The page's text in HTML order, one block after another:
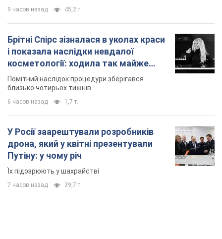
9 часов назад 45,2 т.
Брітні Спірс зізналася в уколах краси
і показала наслідки невдалої
косметології: ходила так майже
місяць
Помітний наслідок процедури зберігався
близько чотирьох тижнів
6 часов назад 1,7 т.
У Росії заарештували розробників
дрона, який у квітні презентували
Путіну: у чому річ
Їх підозрюють у шахрайстві
7 часов назад 39,7 т.